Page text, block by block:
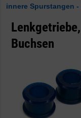
innere Spurstangen -
Buchsen